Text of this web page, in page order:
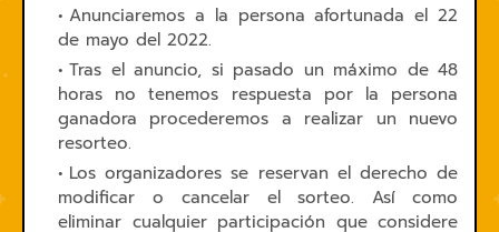
Anunciaremos a la persona afortunada el 22
de mayo del 2022.
Tras el anuncio, si pasado un máximo de 48
horas no tenemos respuesta por la persona
ganadora procederemos a realizar un nuevo
resorteo.
Los organizadores se reservan el derecho de
modificar o cancelar el sorteo. Así como
eliminar cualquier participación que considere